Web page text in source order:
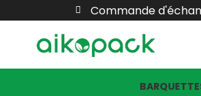
Commande